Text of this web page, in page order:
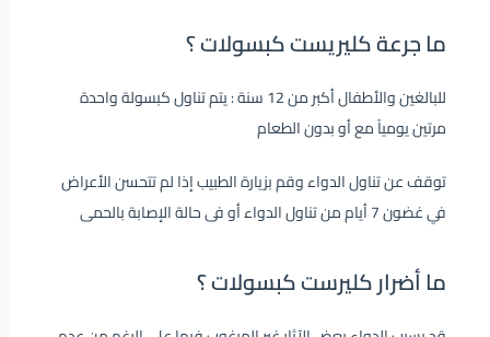
ما جرعة كليريست كبسولات ؟
للبالغين والأطفال أكبر من 12 سنة : يتم تناول كبسولة واحدة
مرتين يومياً مع أو بدون الطعام
توقف عن تناول الدواء وقم بزيارة الطبيب إذا لم تتحسن الأعراض
في غضون 7 أيام من تناول الدواء أو فى حالة الإصابة بالحمى
ما أضرار كليرست كبسولات ؟